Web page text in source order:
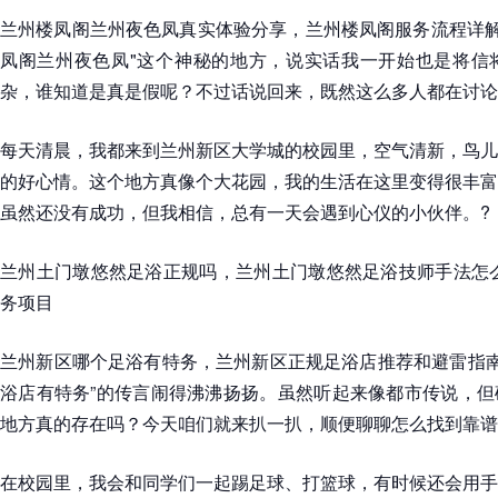
兰州楼凤阁兰州夜色凤真实体验分享，兰州楼凤阁服务流程详
凤阁兰州夜色凤"这个神秘的地方，说实话我一开始也是将
杂，谁知道是真是假呢？不过话说回来，既然这么多人都在讨
每天清晨，我都来到兰州新区大学城的校园里，空气清新，鸟
的好心情。这个地方真像个大花园，我的生活在这里变得很丰
虽然还没有成功，但我相信，总有一天会遇到心仪的小伙伴。?
兰州土门墩悠然足浴正规吗，兰州土门墩悠然足浴技师手法
务项目
兰州新区哪个足浴有特务，兰州新区正规足浴店推荐和避雷指
浴店有特务”的传言闹得沸沸扬扬。虽然听起来像都市传说
地方真的存在吗？今天咱们就来扒一扒，顺便聊聊怎么找到靠
在校园里，我会和同学们一起踢足球、打篮球，有时候还会用